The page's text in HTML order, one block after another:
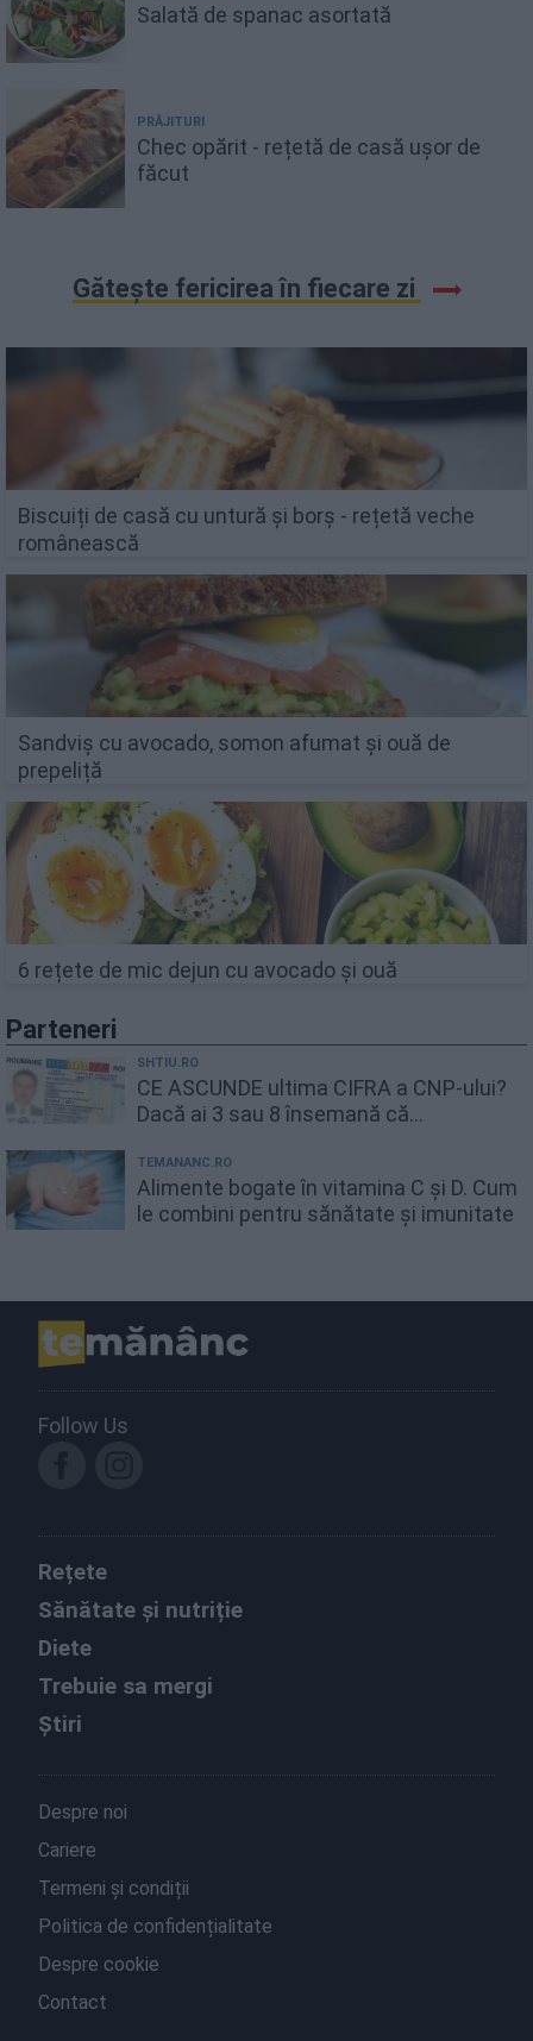
Salată de spanac asortată
PRĂJITURI
Chec opărit - rețetă de casă ușor de
făcut
Gătește fericirea în fiecare zi
Biscuiți de casă cu untură și borș - rețetă veche
românească
Sandviș cu avocado, somon afumat și ouă de
prepeliță
6 rețete de mic dejun cu avocado și ouă
Parteneri
SHTIU.RO
CE ASCUNDE ultima CIFRA a CNP-ului?
Dacă ai 3 sau 8 însemană că...
TEMANANC.RO
Alimente bogate în vitamina C și D. Cum
le combini pentru sănătate și imunitate
Follow Us
Rețete
Sănătate și nutriție
Diete
Trebuie sa mergi
Știri
Despre noi
Cariere
Termeni și condiții
Politica de confidențialitate
Despre cookie
Contact